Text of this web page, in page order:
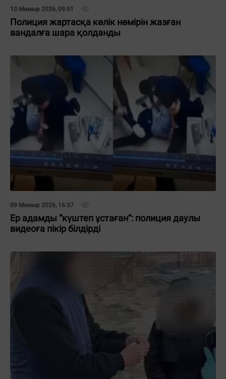
10 Мамыр 2026, 09:51
Полиция жартасқа көлік нөмірін жазған
вандалға шара қолданды
09 Мамыр 2026, 16:37
Ер адамды “күштеп ұстаған“: полиция даулы
видеоға пікір білдірді